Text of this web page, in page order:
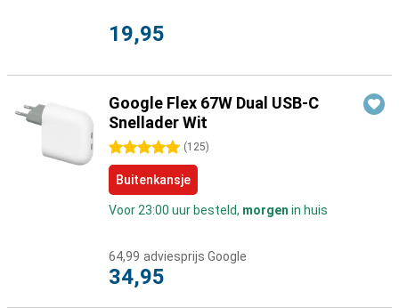
19,95
Google Flex 67W Dual USB-C
Snellader Wit
5 sterren (125)
Buitenkansje
Voor 23:00 uur besteld, morgen in huis
64,99 adviesprijs Google
34,95